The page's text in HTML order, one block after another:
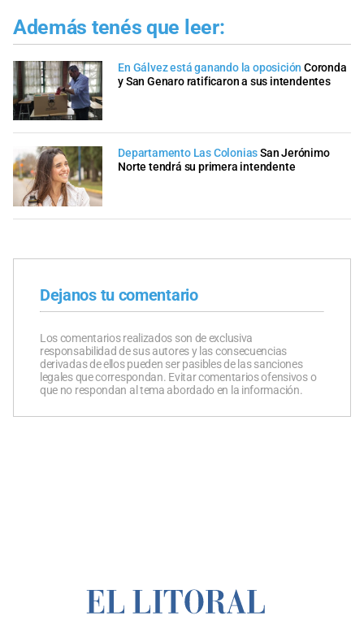
Además tenés que leer:
En Gálvez está ganando la oposición Coronda
y San Genaro ratificaron a sus intendentes
Departamento Las ColoniasSan Jerónimo
Norte tendrá su primera intendente
Dejanos tu comentario
Los comentarios realizados son de exclusiva
responsabilidad de sus autores y las consecuencias
derivadas de ellos pueden ser pasibles de las sanciones
legales que correspondan. Evitar comentarios ofensivos o
que no respondan al tema abordado en la información.